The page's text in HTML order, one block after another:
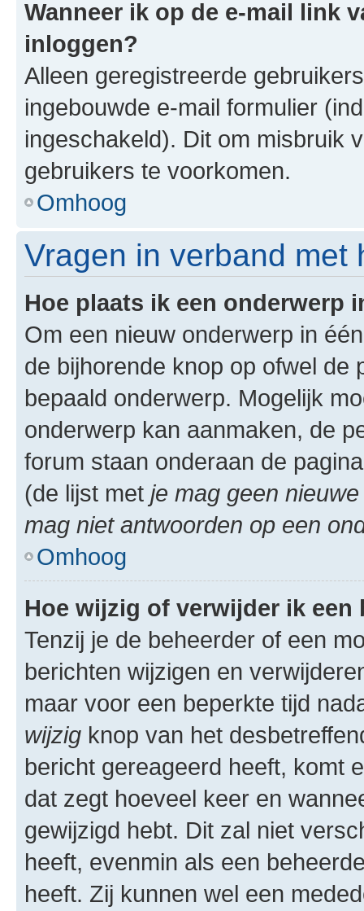
Wanneer ik op de e-mail link
inloggen?
Alleen geregistreerde
ingebouwde e-mail formulier
ingeschakeld). Dit om misbruik
gebruikers te voorkomen.
Omhoog
Vragen in verband met
Hoe plaats ik een onderwerp
Om een nieuw onderwerp in
de bijhorende knop op ofwel de
bepaald onderwerp. Mogelijk
onderwerp kan aanmaken, de
forum staan onderaan de
(de lijst met je mag geen
mag niet antwoorden op een
Omhoog
Hoe wijzig of verwijder ik een
Tenzij je de beheerder of een
berichten wijzigen en
maar voor een beperkte tijd
wijzig knop van het
bericht gereageerd heeft, komt
dat zegt hoeveel keer en
gewijzigd hebt. Dit zal niet
heeft, evenmin als een
heeft. Zij kunnen wel een